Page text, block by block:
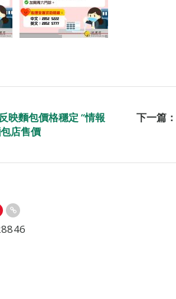
映麵包價格穩定 “情報
店售價
下一篇：